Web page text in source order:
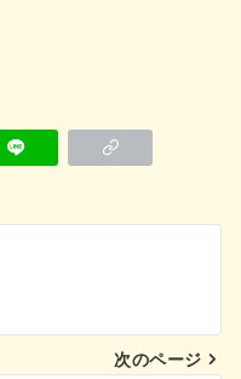
次のページ